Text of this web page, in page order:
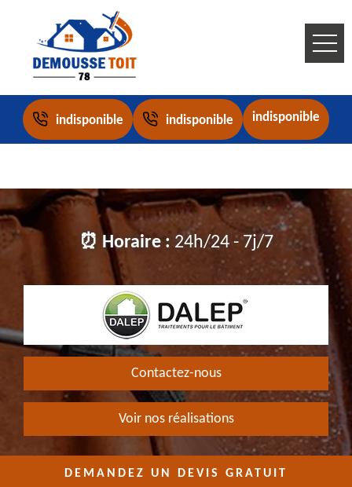
indisponible indisponible indisponible
⏰ Horaire : 24h/24 - 7j/7
Contactez-nous
Voir nos réalisations
DEMANDEZ UN DEVIS GRATUIT